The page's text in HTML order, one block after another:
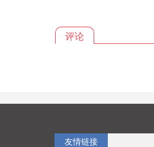
评论
友情链接